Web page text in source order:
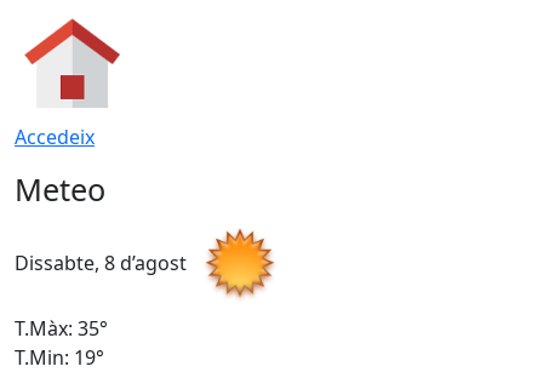
Accedeix
Meteo
Dissabte, 8 d’agost
T.Màx: 35°
T.Min: 19°